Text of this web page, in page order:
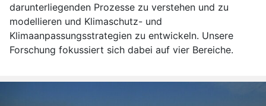
darunterliegenden Prozesse zu verstehen und zu
modellieren und Klimaschutz- und
Klimaanpassungsstrategien zu entwickeln. Unsere
Forschung fokussiert sich dabei auf vier Bereiche.